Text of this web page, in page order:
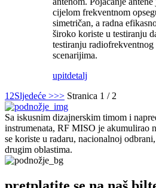
cijelom frekventnom
simetričan, a radna
široko koriste u testiranju
testiranju
scenarijima.
upitdetalj
1 2Sljedeće >>> Stranica 1 / 2
Sa iskusnim dizajnerskim timom i
instrumenata, RF MISO je akumulirao
se koriste u radaru, nacionalnoj
drugim oblastima.